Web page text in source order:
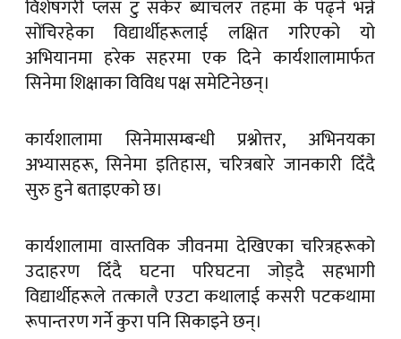
विशेषगरी प्लस टु सकेर ब्याचलर तहमा के पढ्ने भन्ने
सोंचिरहेका विद्यार्थीहरूलाई लक्षित गरिएको यो
अभियानमा हरेक सहरमा एक दिने कार्यशालामार्फत
सिनेमा शिक्षाका विविध पक्ष समेटिनेछन्।
कार्यशालामा सिनेमासम्बन्धी प्रश्नोत्तर, अभिनयका
अभ्यासहरू, सिनेमा इतिहास, चरित्रबारे जानकारी दिँदै
सुरु हुने बताइएको छ।
कार्यशालामा वास्तविक जीवनमा देखिएका चरित्रहरूको
उदाहरण दिँदै घटना परिघटना जोड्दै सहभागी
विद्यार्थीहरूले तत्कालै एउटा कथालाई कसरी पटकथामा
रूपान्तरण गर्ने कुरा पनि सिकाइने छन्।